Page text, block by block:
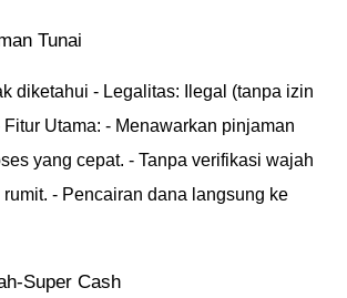
Tunai
diketahui - Legalitas: Ilegal (tanpa izin
Fitur Utama: - Menawarkan pinjaman
yang cepat. - Tanpa verifikasi wajah
- Pencairan dana langsung ke
Super Cash